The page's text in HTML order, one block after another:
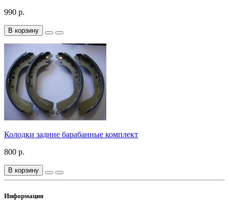
990 р.
В корзину
Колодки задние барабанные комплект
800 р.
В корзину
Информация